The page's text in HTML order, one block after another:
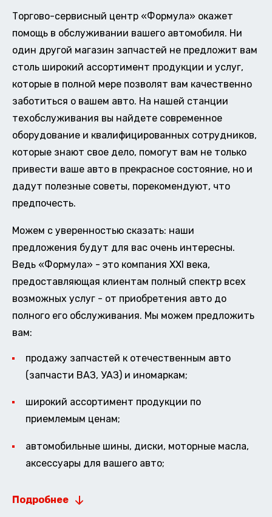
Торгово-сервисный центр «Формула» окажет
помощь в обслуживании вашего автомобиля. Ни
один другой магазин запчастей не предложит вам
столь широкий ассортимент продукции и услуг,
которые в полной мере позволят вам качественно
заботиться о вашем авто. На нашей станции
техобслуживания вы найдете современное
оборудование и квалифицированных сотрудников,
которые знают свое дело, помогут вам не только
привести ваше авто в прекрасное состояние, но и
дадут полезные советы, порекомендуют, что
предпочесть.
Можем с уверенностью сказать: наши
предложения будут для вас очень интересны.
Ведь «Формула» - это компания XXI века,
предоставляющая клиентам полный спектр всех
возможных услуг - от приобретения авто до
полного его обслуживания. Мы можем предложить
вам:
продажу запчастей к отечественным авто
(запчасти ВАЗ, УАЗ) и иномаркам;
широкий ассортимент продукции по
приемлемым ценам;
автомобильные шины, диски, моторные масла,
аксессуары для вашего авто;
Подробнее